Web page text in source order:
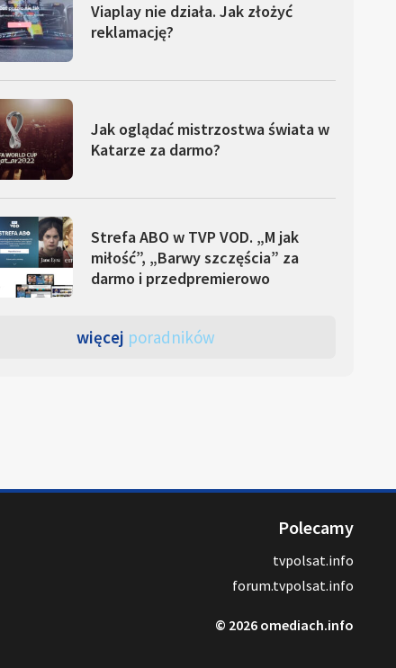
Viaplay nie działa. Jak złożyć
reklamację?
Jak oglądać mistrzostwa świata w
Katarze za darmo?
Strefa ABO w TVP VOD. „M jak
miłość”, „Barwy szczęścia” za
darmo i przedpremierowo
więcej poradników
Polecamy
tvpolsat.info
forum.tvpolsat.info
© 2026 omediach.info